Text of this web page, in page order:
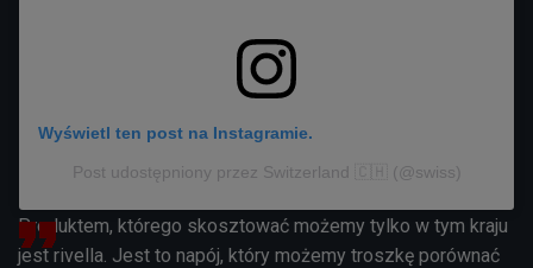
Wyświetl ten post na Instagramie.
Post udostępniony przez Switzerland 🇨🇭 (@swiss)
Produktem, którego skosztować możemy tylko w tym kraju
jest rivella. Jest to napój, który możemy troszkę porównać